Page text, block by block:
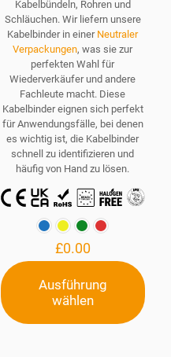
Kabelbündeln, Rohren und
Schläuchen. Wir liefern unsere
Kabelbinder in einer Neutraler
Verpackungen, was sie zur
perfekten Wahl für
Wiederverkäufer und andere
Fachleute macht. Diese
Kabelbinder eignen sich perfekt
für Anwendungsfälle, bei denen
es wichtig ist, die Kabelbinder
schnell zu identifizieren und
häufig von Hand zu lösen.
£0.00
Ausführung
wählen
Dieses
Produkt